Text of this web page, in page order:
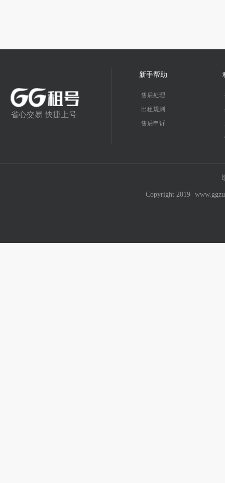
省心交易 快捷上号
新手帮助
售后处理
出租规则
售后申诉
Copyright 2019-